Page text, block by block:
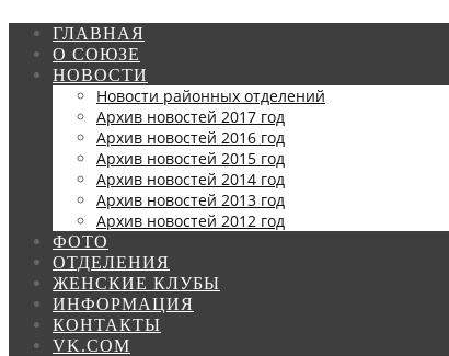
ГЛАВНАЯ
О СОЮЗЕ
НОВОСТИ
Новости районных отделений
Архив новостей 2017 год
Архив новостей 2016 год
Архив новостей 2015 год
Архив новостей 2014 год
Архив новостей 2013 год
Архив новостей 2012 год
ФОТО
ОТДЕЛЕНИЯ
ЖЕНСКИЕ КЛУБЫ
ИНФОРМАЦИЯ
КОНТАКТЫ
VK.COM